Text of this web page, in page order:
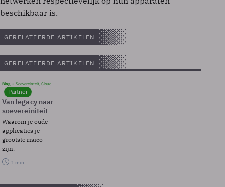
beschikbaar is.
GERELATEERDE ARTIKELEN
GERELATEERDE ARTIKELEN
Blog Soevereinteit, Cloud
Partner
Van legacy naar
soevereiniteit
Waarom je oude
applicaties je
grootste risico
zijn.
1 min